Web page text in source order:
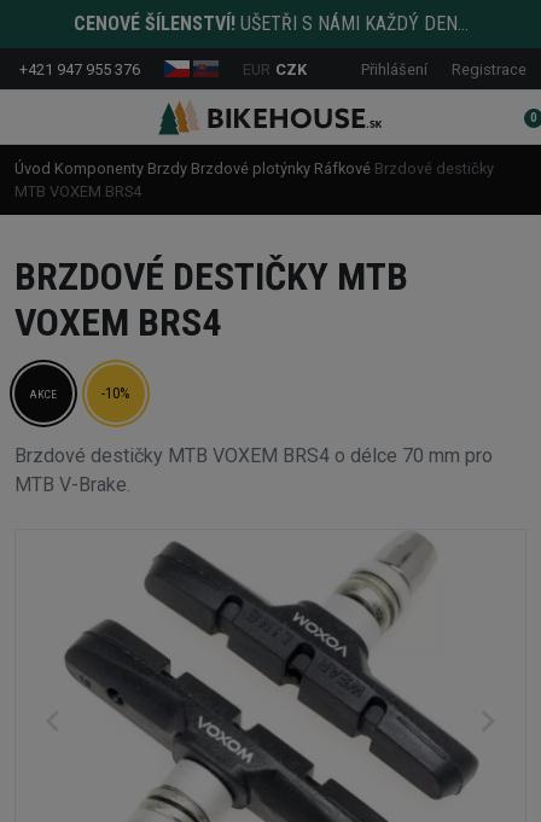
CENOVÉ ŠÍLENSTVÍ! UŠETŘI S NÁMI KAŽDÝ DEN...
+421 947 955 376 EUR CZK Přihlášení Registrace
0
Úvod Komponenty Brzdy Brzdové plotýnky Ráfkové Brzdové destičky
MTB VOXEM BRS4
BRZDOVÉ DESTIČKY MTB
VOXEM BRS4
AKCE -10%
Brzdové destičky MTB VOXEM BRS4 o délce 70 mm pro
MTB V-Brake.